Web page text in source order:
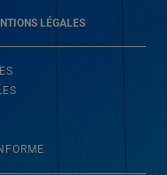
LÉGALES